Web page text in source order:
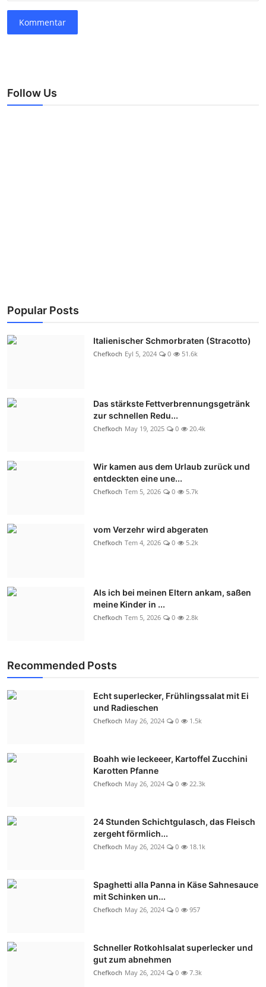
Kommentar
Follow Us
Popular Posts
Italienischer Schmorbraten (Stracotto)
Chefkoch Eyl 5, 2024 0 51.6k
Das stärkste Fettverbrennungsgetränk
zur schnellen Redu...
Chefkoch May 19, 2025 0 20.4k
Wir kamen aus dem Urlaub zurück und
entdeckten eine une...
Chefkoch Tem 5, 2026 0 5.7k
vom Verzehr wird abgeraten
Chefkoch Tem 4, 2026 0 5.2k
Als ich bei meinen Eltern ankam, saßen
meine Kinder in ...
Chefkoch Tem 5, 2026 0 2.8k
Recommended Posts
Echt superlecker, Frühlingssalat mit Ei
und Radieschen
Chefkoch May 26, 2024 0 1.5k
Boahh wie leckeeer, Kartoffel Zucchini
Karotten Pfanne
Chefkoch May 26, 2024 0 22.3k
24 Stunden Schichtgulasch, das Fleisch
zergeht förmlich...
Chefkoch May 26, 2024 0 18.1k
Spaghetti alla Panna in Käse Sahnesauce
mit Schinken un...
Chefkoch May 26, 2024 0 957
Schneller Rotkohlsalat superlecker und
gut zum abnehmen
Chefkoch May 26, 2024 0 7.3k